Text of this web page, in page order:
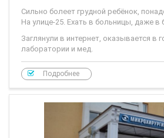
Сильно болеет грудной ребёнок,
На улице-25. Ехать в больницы, даже в
Заглянули в интернет, оказывается в
лаборатории и мед.
Подробнее